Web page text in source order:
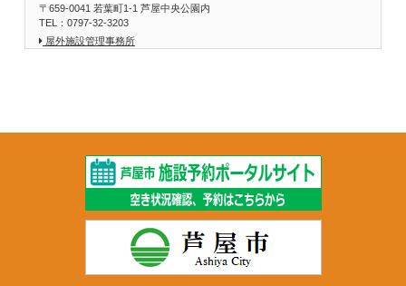
〒659-0041 若葉町1-1 芦屋中央公園内
TEL：0797-32-3203
屋外施設管理事務所